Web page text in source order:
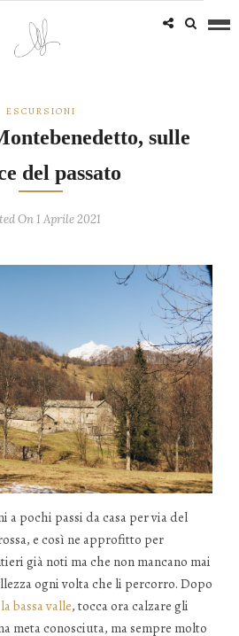
ESCURSIONI
sulle
del passato
On 1 Aprile 2021
a pochi passi da casa per via del
e così ne approfitto per
già noti ma che non mancano mai
ogni volta che li percorro. Dopo
bassa valle, tocca ora calzare gli
meta conosciuta, ma sempre molto